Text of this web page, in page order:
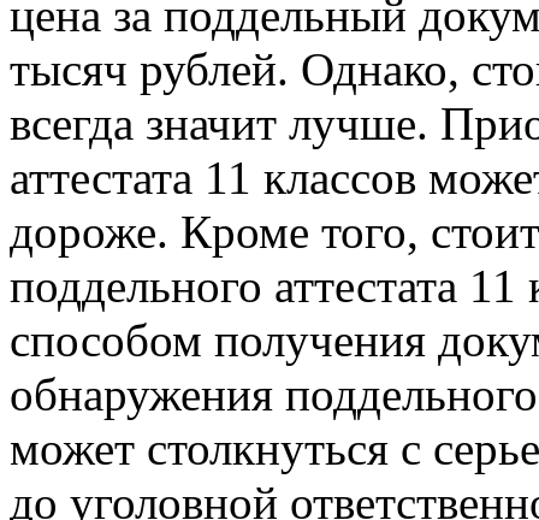
цена за поддельный
тысяч рублей. Однако,
всегда значит лучше.
аттестата 11 классов
дороже. Кроме того,
поддельного аттестата
способом получения
обнаружения
может столкнуться с
до уголовной